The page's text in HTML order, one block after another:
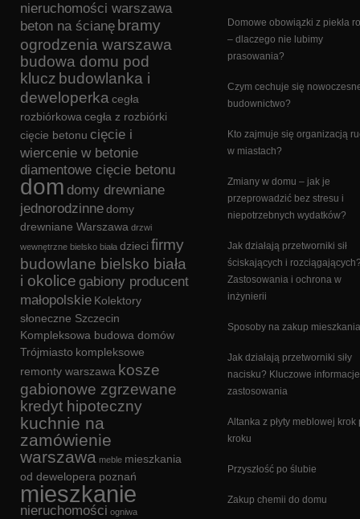
nieruchomości warszawa
beton na ścianę bramy
ogrodzenia warszawa
budowa domu pod
klucz budowlanka i
deweloperka cegła
rozbiórkowa cegła z rozbiórki
cięcie betonu cięcie i
wiercenie w betonie
diamentowe cięcie betonu
dom domy drewniane
jednorodzinnedomy
drewniane Warszawa drzwi
wewnętrzne bielsko biała dzieci firmy
budowlane bielsko biała
i okolice gabiony producent
małopolskie Kolektory
słoneczne Szczecin
Kompleksowa budowa domów
Trójmiasto kompleksowe
remonty warszawa kosze
gabionowe zgrzewane
kredyt hipoteczny
kuchnie na
zamówienie
warszawa meble mieszkania
od dewelopera poznań
mieszkanie
nieruchomości ogniwa
Domowe obowiązki z piekła
– dlaczego nie lubimy
prasowania?
Czym cechuje się
budownictwo?
Kto zajmuje się organizacją
w miastach?
Zmiany w domu – jak je
przeprowadzić bez stresu i
niepotrzebnych wydatków?
Jak działają przetworniki sił
ściskających i
Zastosowania i ochrona w
inżynierii
Sposoby na zakup mieszkania
Jak działają przetworniki siły
nacisku? Kluczowe
zastosowania
Altanka z płyty meblowej krok
kroku
Przyszłość po ślubie
Zakup chemii do domu